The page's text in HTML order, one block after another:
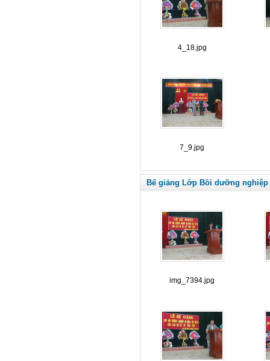
4_18.jpg
7_9.jpg
Bế giảng Lớp Bồi dưỡng nghiệp
img_7394.jpg